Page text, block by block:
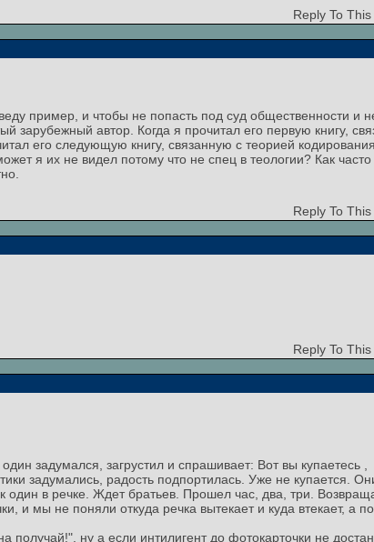
Reply To
пример, и чтобы не попасть под суд общественности и
зарубежный автор. Когда я прочитал его первую книгу,
его следующую книгу, связанную с теорией
я их не видел потому что не спец в теологии? Как
Reply To
Reply To
задумался, загрустил и спрашивает: Вот вы купаетесь ,
задумались, радость подпортилась. Уже не купается.
в речке. Ждет братьев. Прошел час, два, три.
и мы не поняли откуда речка вытекает и куда втекает, а
ну а если интилигент до фотокарточки не